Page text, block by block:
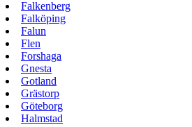
Falkenberg
Falköping
Falun
Flen
Forshaga
Gnesta
Gotland
Grästorp
Göteborg
Halmstad